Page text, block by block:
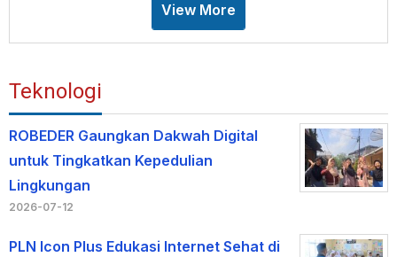
View More
Teknologi
ROBEDER Gaungkan Dakwah Digital
untuk Tingkatkan Kepedulian
Lingkungan
2026-07-12
PLN Icon Plus Edukasi Internet Sehat di